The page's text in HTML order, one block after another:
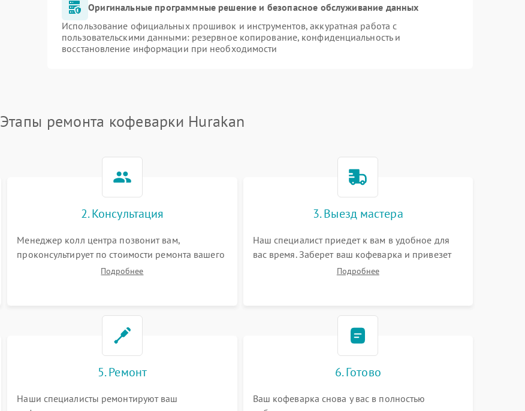
Оригинальные программные решение и безопасное обслуживание данных
Использование официальных прошивок и инструментов, аккуратная работа с
пользовательскими данными: резервное копирование, конфиденциальность и
восстановление информации при необходимости
Этапы ремонта кофеварки Hurakan
2. Консультация
Менеджер колл центра позвонит вам,
проконсультирует по стоимости ремонта вашего
кофеварки а также ответит на все ваши
Подробнее
3. Выезд мастера
Наш специалист приедет к вам в удобное для
вас время. Заберет ваш кофеварка и привезет
на склад для диагностики.
Подробнее
5. Ремонт
Наши специалисты ремонтируют ваш
6. Готово
Ваш кофеварка снова у вас в полностью